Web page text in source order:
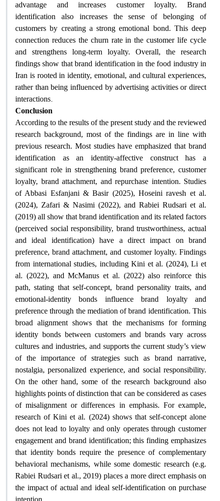
advantage and increases customer loyalty. Brand
identification also increases the sense of belonging of
customers by creating a strong emotional bond. This deep
connection reduces the churn rate in the customer life cycle
and strengthens long-term loyalty. Overall, the research
findings show that brand identification in the food industry in
Iran is rooted in identity, emotional, and cultural experiences,
rather than being influenced by advertising activities or direct
interactions.
Conclusion
According to the results of the present study and the reviewed
research background, most of the findings are in line with
previous research. Most studies have emphasized that brand
identification as an identity-affective construct has a
significant role in strengthening brand preference, customer
loyalty, brand attachment, and repurchase intention. Studies
of Abbasi Esfanjani & Basir (2025), Hoseini ravesh et al.
(2024), Zafari & Nasimi (2022), and Rabiei Rudsari et al.
(2019) all show that brand identification and its related factors
(perceived social responsibility, brand trustworthiness, actual
and ideal identification) have a direct impact on brand
preference, brand attachment, and customer loyalty. Findings
from international studies, including Kini et al. (2024), Li et
al. (2022), and McManus et al. (2022) also reinforce this
path, stating that self-concept, brand personality traits, and
emotional-identity bonds influence brand loyalty and
preference through the mediation of brand identification. This
broad alignment shows that the mechanisms for forming
identity bonds between customers and brands vary across
cultures and industries, and supports the current study’s view
of the importance of strategies such as brand narrative,
nostalgia, personalized experience, and social responsibility.
On the other hand, some of the research background also
highlights points of distinction that can be considered as cases
of misalignment or differences in emphasis. For example,
research of Kini et al. (2024) shows that self-concept alone
does not lead to loyalty and only operates through customer
engagement and brand identification; this finding emphasizes
that identity bonds require the presence of complementary
behavioral mechanisms, while some domestic research (e.g.
Rabiei Rudsari et al., 2019) places a more direct emphasis on
the impact of actual and ideal self-identification on purchase
intention